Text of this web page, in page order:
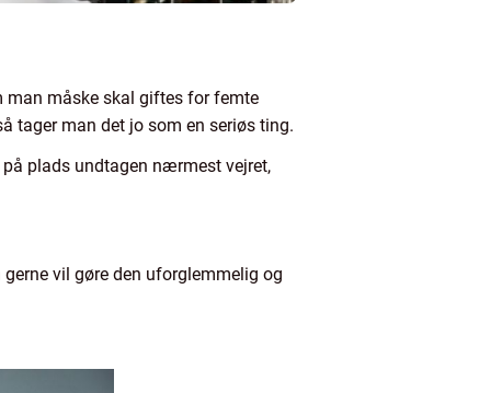
man måske skal giftes for femte
tager man det jo som en seriøs ting.
plads undtagen nærmest vejret,
vil gøre den uforglemmelig og